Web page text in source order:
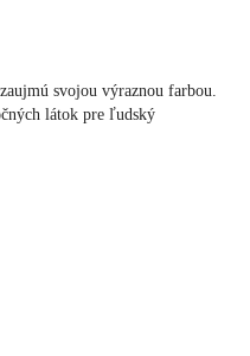
svojou výraznou farbou.
látok pre ľudský